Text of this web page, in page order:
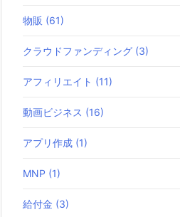
物販 (61)
クラウドファンディング (3)
アフィリエイト (11)
動画ビジネス (16)
アプリ作成 (1)
MNP (1)
給付金 (3)